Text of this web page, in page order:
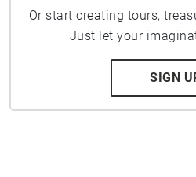
Or start creating tours,
Just let your
SIGN